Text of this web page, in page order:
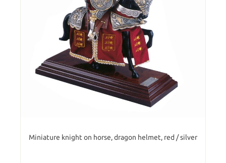
Miniature knight on horse, dragon helmet, red / silver